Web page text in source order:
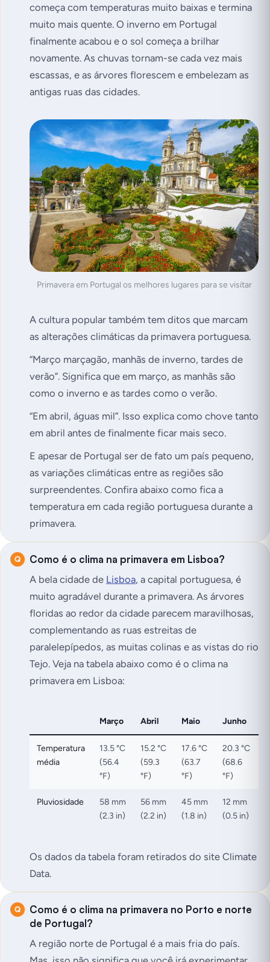
começa com temperaturas muito baixas e termina
muito mais quente. O inverno em Portugal
finalmente acabou e o sol começa a brilhar
novamente. As chuvas tornam-se cada vez mais
escassas, e as árvores florescem e embelezam as
antigas ruas das cidades.
Primavera em Portugal os melhores lugares para se visitar
A cultura popular também tem ditos que marcam
as alterações climáticas da primavera portuguesa.
“Março marçagão, manhãs de inverno, tardes de
verão”. Significa que em março, as manhãs são
como o inverno e as tardes como o verão.
“Em abril, águas mil”. Isso explica como chove tanto
em abril antes de finalmente ficar mais seco.
E apesar de Portugal ser de fato um país pequeno,
as variações climáticas entre as regiões são
surpreendentes. Confira abaixo como fica a
temperatura em cada região portuguesa durante a
primavera.
Como é o clima na primavera em Lisboa?
A bela cidade de Lisboa, a capital portuguesa, é
muito agradável durante a primavera. As árvores
floridas ao redor da cidade parecem maravilhosas,
complementando as ruas estreitas de
paralelepípedos, as muitas colinas e as vistas do rio
Tejo. Veja na tabela abaixo como é o clima na
primavera em Lisboa:
Março Abril Maio Junho
Temperatura
média
13.5 °C
(56.4
°F)
15.2 °C
(59.3
°F)
17.6 °C
(63.7
°F)
20.3 °C
(68.6
°F)
Pluviosidade
58 mm
(2.3 in)
56 mm
(2.2 in)
45 mm
(1.8 in)
12 mm
(0.5 in)
Os dados da tabela foram retirados do site Climate
Data.
Como é o clima na primavera no Porto e norte
de Portugal?
A região norte de Portugal é a mais fria do país.